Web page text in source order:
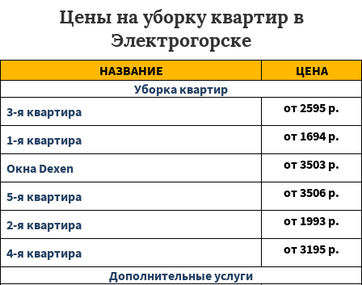
Цены на уборку квартир в
Электрогорске
НАЗВАНИЕ
ЦЕНА
Уборка квартир
3-я квартира
от2595 р.
1-я квартира
от 1694 р.
Окна Dexen
от3503 р.
5-я квартира
от3506 р.
2-я квартира
от 1993 р.
4-я квартира
от3195 р.
Дополнительные услуги